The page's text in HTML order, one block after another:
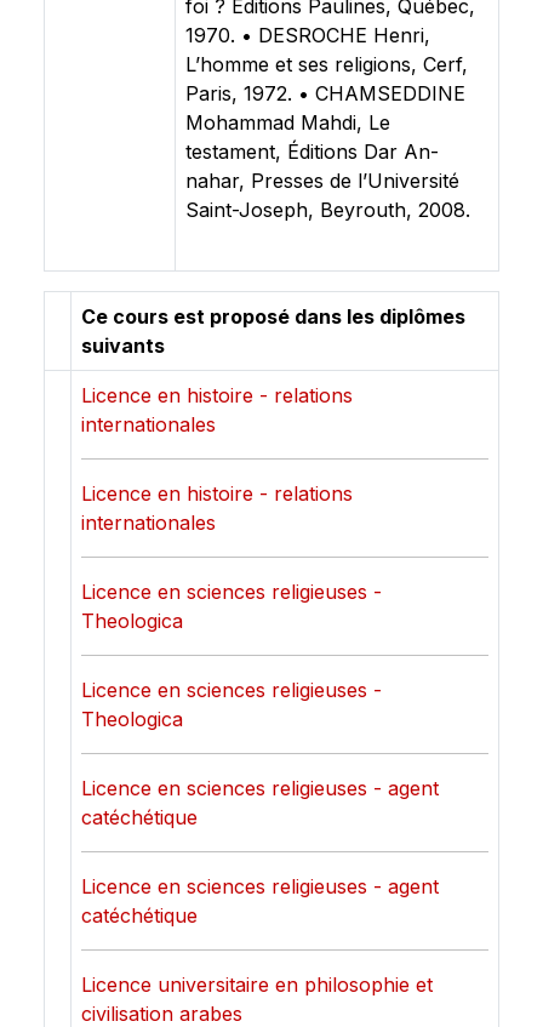
foi ? Editions Paulines, Québec,
1970. • DESROCHE Henri,
L’homme et ses religions, Cerf,
Paris, 1972. • CHAMSEDDINE
Mohammad Mahdi, Le
testament, Éditions Dar An-
nahar, Presses de l’Université
Saint-Joseph, Beyrouth, 2008.
Ce cours est proposé dans les diplômes
suivants
Licence en histoire - relations
internationales
Licence en histoire - relations
internationales
Licence en sciences religieuses -
Theologica
Licence en sciences religieuses -
Theologica
Licence en sciences religieuses - agent
catéchétique
Licence en sciences religieuses - agent
catéchétique
Licence universitaire en philosophie et
civilisation arabes